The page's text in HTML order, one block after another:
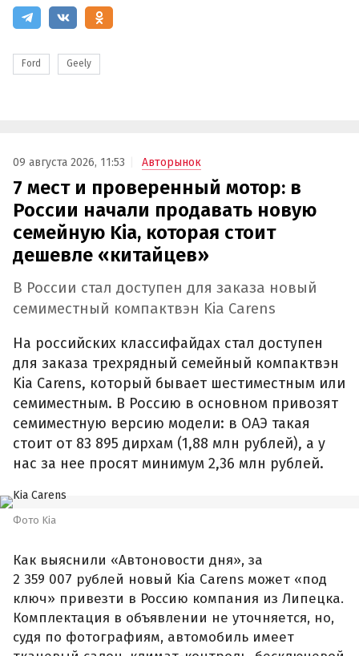
Ford Geely
09 августа 2026, 11:53 Авторынок
7 мест и проверенный мотор: в
России начали продавать новую
семейную Kia, которая стоит
дешевле «китайцев»
В России стал доступен для заказа новый
семиместный компактвэн Kia Carens
На российских классифайдах стал доступен
для заказа трехрядный семейный компактвэн
Kia Carens, который бывает шестиместным или
семиместным. В Россию в основном привозят
семиместную версию модели: в ОАЭ такая
стоит от 83 895 дирхам (1,88 млн рублей), а у
нас за нее просят минимум 2,36 млн рублей.
Фото Kia
Как выяснили «Автоновости дня», за
2 359 007 рублей новый Kia Carens может «под
ключ» привезти в Россию компания из Липецка.
Комплектация в объявлении не уточняется, но,
судя по фотографиям, автомобиль имеет